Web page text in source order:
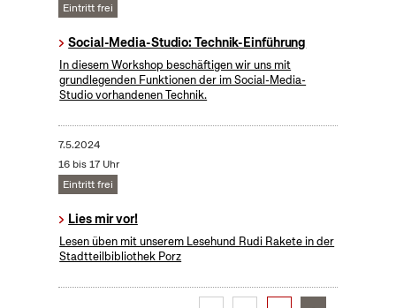
Eintritt frei
Social-Media-Studio: Technik-Einführung
In diesem Workshop beschäftigen wir uns mit
grundlegenden Funktionen der im Social-Media-
Studio vorhandenen Technik.
7.5.2024
16 bis 17 Uhr
Eintritt frei
Lies mir vor!
Lesen üben mit unserem Lesehund Rudi Rakete in der
Stadtteilbibliothek Porz